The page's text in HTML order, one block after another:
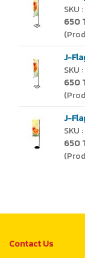
SKU
650
J-
SKU
650
J-
SKU
650
Contact Us